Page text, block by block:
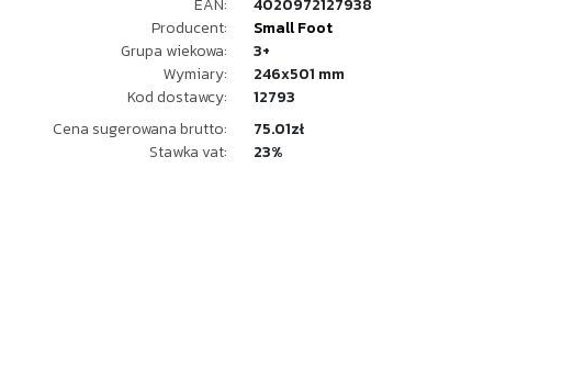
EAN:
4020972127938
Producent:
Small Foot
Grupa wiekowa:
3+
Wymiary:
246x501 mm
Kod dostawcy:
12793
Cena sugerowana brutto:
75.01zł
Stawka vat:
23%